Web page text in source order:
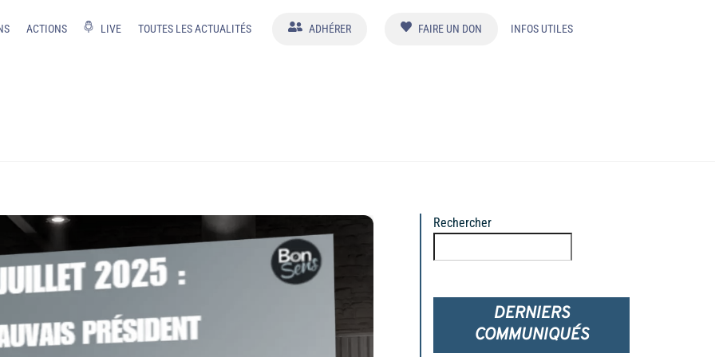
ACTIONS LIVE TOUTES LES ACTUALITÉS ADHÉRER FAIRE UN DON INFOS UTILES
Rechercher
DERNIERS
COMMUNIQUÉS